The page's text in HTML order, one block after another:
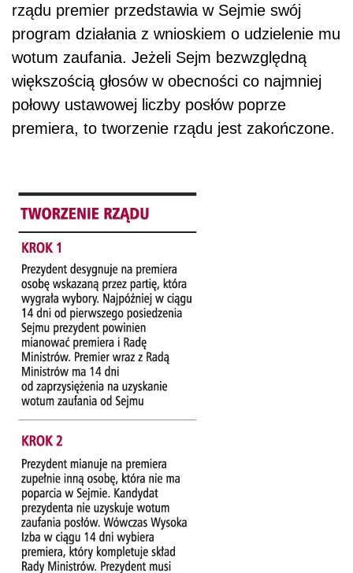
rządu premier przedstawia w Sejmie swój
program działania z wnioskiem o udzielenie mu
wotum zaufania. Jeżeli Sejm bezwzględną
większością głosów w obecności co najmniej
połowy ustawowej liczby posłów poprze
premiera, to tworzenie rządu jest zakończone.